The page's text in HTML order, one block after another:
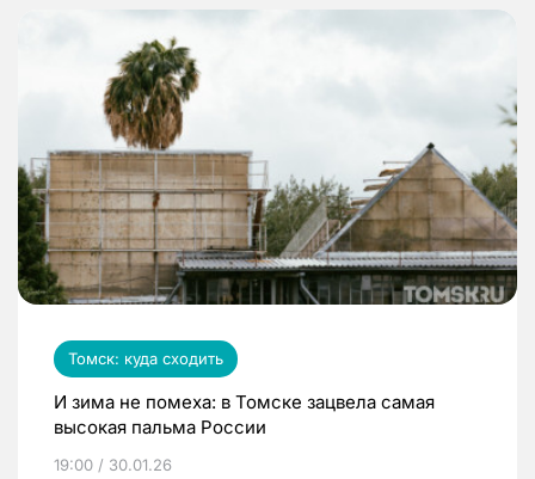
Томск: куда сходить
И зима не помеха: в Томске зацвела самая
высокая пальма России
19:00 / 30.01.26